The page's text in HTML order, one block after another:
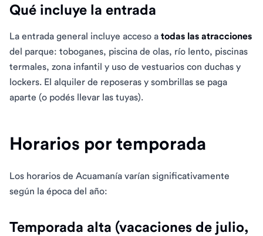
Qué incluye la entrada
La entrada general incluye acceso a todas las atracciones
del parque: toboganes, piscina de olas, río lento, piscinas
termales, zona infantil y uso de vestuarios con duchas y
lockers. El alquiler de reposeras y sombrillas se paga
aparte (o podés llevar las tuyas).
Horarios por temporada
Los horarios de Acuamanía varían significativamente
según la época del año:
Temporada alta (vacaciones de julio,